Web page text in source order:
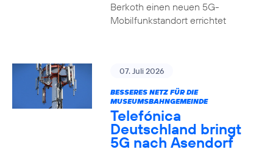
Berkoth einen neuen 5G-
Mobilfunkstandort errichtet
07. Juli 2026
BESSERES NETZ FÜR DIE
MUSEUMSBAHNGEMEINDE
Telefónica
Deutschland bringt
5G nach Asendorf